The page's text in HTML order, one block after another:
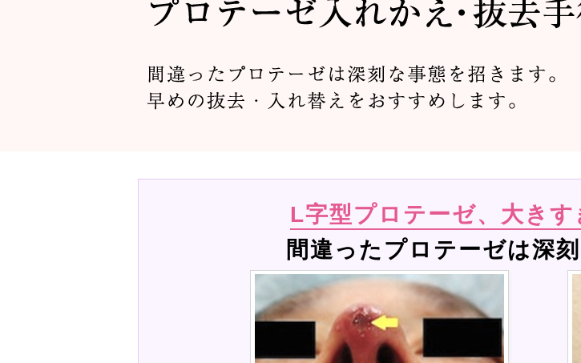
L字型プロテーゼ、大き
間違ったプロテーゼは深